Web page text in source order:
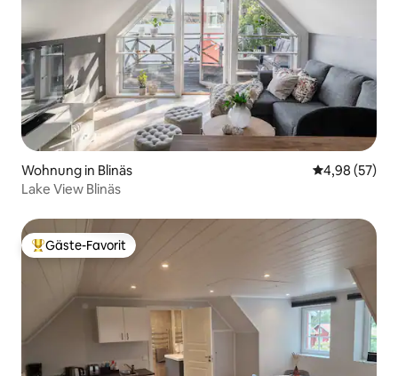
Wohnung in Blinäs
4,98 (57)
Lake View Blinäs
Beliebter Gäste-Favorit.
Gäste-Favorit